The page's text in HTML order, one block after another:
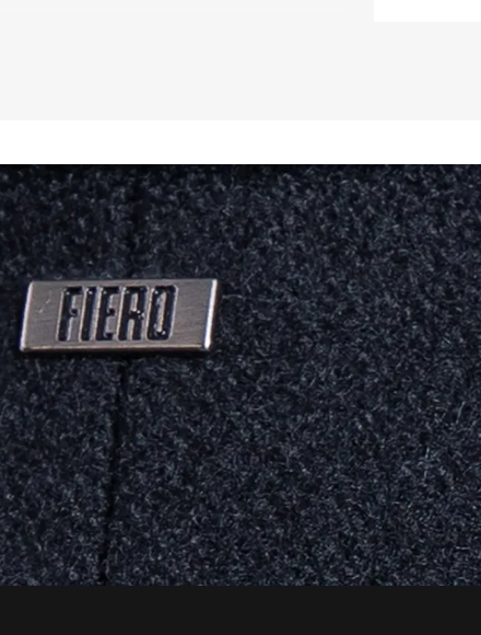
O forro deste produto
tecnológico Sense
aveludado, além de
umidade do corpo e
oferece também
anti-pilling, que evita
lavagem.
COMPOSIÇÃO DO
Superfície: Lã nacional
Parte interna (exceto
Fleece (100% Poliéster)
Parte interna das
Elastano)
MODO DE LAVAR:
Limpeza a seco
Não lavar de jeito
Não alvejar/não